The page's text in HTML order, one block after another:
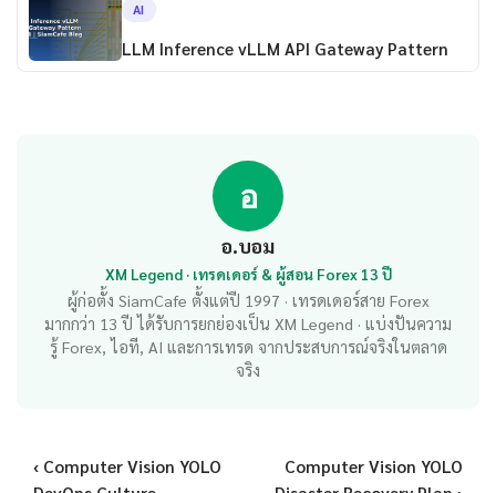
AI
LLM Inference vLLM API Gateway Pattern
อ
อ.บอม
XM Legend · เทรดเดอร์ & ผู้สอน Forex 13 ปี
ผู้ก่อตั้ง SiamCafe ตั้งแต่ปี 1997 · เทรดเดอร์สาย Forex
มากกว่า 13 ปี ได้รับการยกย่องเป็น XM Legend · แบ่งปันความ
รู้ Forex, ไอที, AI และการเทรด จากประสบการณ์จริงในตลาด
จริง
‹ Computer Vision YOLO
Computer Vision YOLO